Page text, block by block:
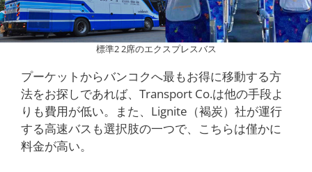
標準2 2席のエクスプレスバス
プーケットからバンコクへ最もお得に移動する方
法をお探しであれば、Transport Co.は他の手段よ
りも費用が低い。また、Lignite（褐炭）社が運行
する高速バスも選択肢の一つで、こちらは僅かに
料金が高い。